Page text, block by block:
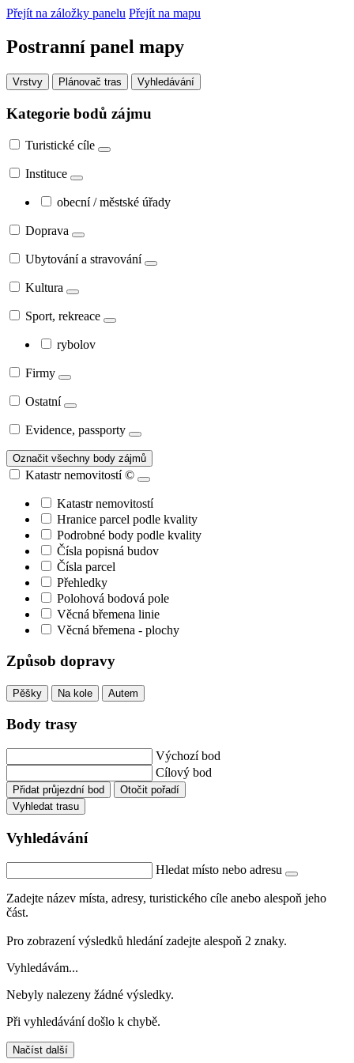
Přejít na záložky panelu Přejít na mapu
Postranní panel mapy
Vrstvy Plánovač tras Vyhledávání
Kategorie bodů zájmu
Turistické cíle
Instituce
obecní / městské úřady
Doprava
Ubytování a stravování
Kultura
Sport, rekreace
rybolov
Firmy
Ostatní
Evidence, passporty
Označit všechny body zájmů
Katastr nemovitostí©
Katastr nemovitostí
Hranice parcel podle kvality
Podrobné body podle kvality
Čísla popisná budov
Čísla parcel
Přehledky
Polohová bodová pole
Věcná břemena linie
Věcná břemena - plochy
Způsob dopravy
Pěšky Na kole Autem
Body trasy
Výchozí bod
Cílový bod
Přidat průjezdní bod
Otočit pořadí
Vyhledat trasu
Vyhledávání
Hledat místo nebo adresu
Zadejte název místa, adresy, turistického cíle anebo alespoň jeho
část.
Pro zobrazení výsledků hledání zadejte alespoň 2 znaky.
Vyhledávám...
Nebyly nalezeny žádné výsledky.
Při vyhledávání došlo k chybě.
Načíst další